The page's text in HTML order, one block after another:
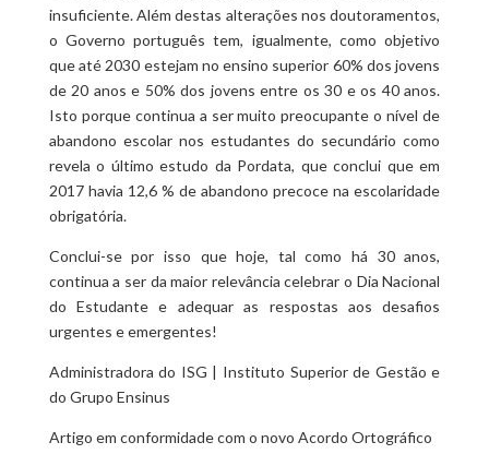
insuficiente. Além destas alterações nos doutoramentos,
o Governo português tem, igualmente, como objetivo
que até 2030 estejam no ensino superior 60% dos jovens
de 20 anos e 50% dos jovens entre os 30 e os 40 anos.
Isto porque continua a ser muito preocupante o nível de
abandono escolar nos estudantes do secundário como
revela o último estudo da Pordata, que conclui que em
2017 havia 12,6 % de abandono precoce na escolaridade
obrigatória.
Conclui-se por isso que hoje, tal como há 30 anos,
continua a ser da maior relevância celebrar o Dia Nacional
do Estudante e adequar as respostas aos desafios
urgentes e emergentes!
Administradora do ISG | Instituto Superior de Gestão e
do Grupo Ensinus
Artigo em conformidade com o novo Acordo Ortográfico